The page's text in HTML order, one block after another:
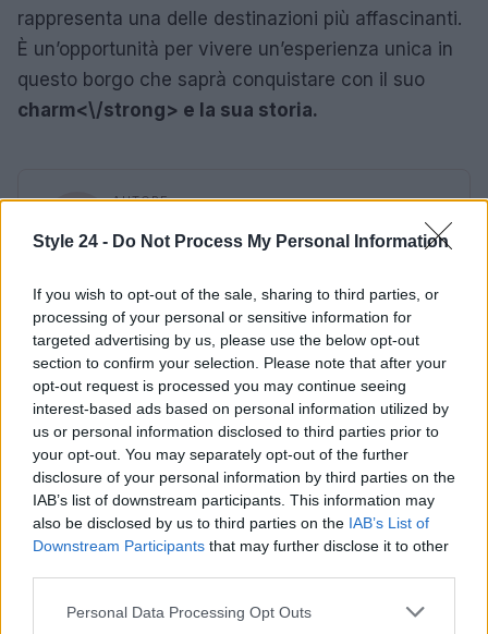
Style 24 - Do Not Process My Personal Information
If you wish to opt-out of the sale, sharing to third parties, or
processing of your personal or sensitive information for
targeted advertising by us, please use the below opt-out
section to confirm your selection. Please note that after your
opt-out request is processed you may continue seeing
interest-based ads based on personal information utilized by
us or personal information disclosed to third parties prior to
your opt-out. You may separately opt-out of the further
disclosure of your personal information by third parties on the
IAB’s list of downstream participants. This information may
also be disclosed by us to third parties on the IAB’s List of
Downstream Participants that may further disclose it to other
Please note that this website/app uses one or more Google
Personal Data Processing Opt Outs
rappresenta una delle destinazioni più affascinanti.
È un’opportunità per vivere un’esperienza unica in
questo borgo che saprà conquistare con il suo
charm<\/strong> e la sua storia.
AUTORE